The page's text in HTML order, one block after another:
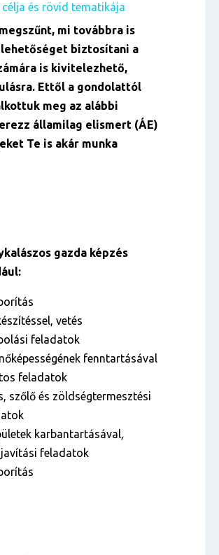
és rövid tematikája
mi továbbra is
biztosítani a
is kivitelezhető,
Ettől a gondolattól
meg az alábbi
államilag elismert (ÁE)
Te is akár munka
gazda képzés
vetés
feladatok
fenntartásával
feladatok
szőlő és zöldségtermesztési
karbantartásával,
javítási feladatok